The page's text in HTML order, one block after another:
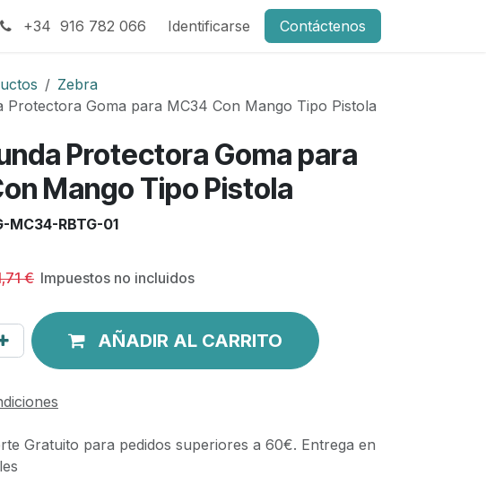
+34 916 782 066 Identificarse Contáctenos
Zebra
Protectora Goma para MC34 Con Mango Tipo Pistola
Protectora Goma para
Mango Tipo Pistola
MC34-RBTG-01
€ Impuestos no incluidos
AÑADIR AL CARRITO
Gratuito para pedidos superiores a 60€. Entrega en